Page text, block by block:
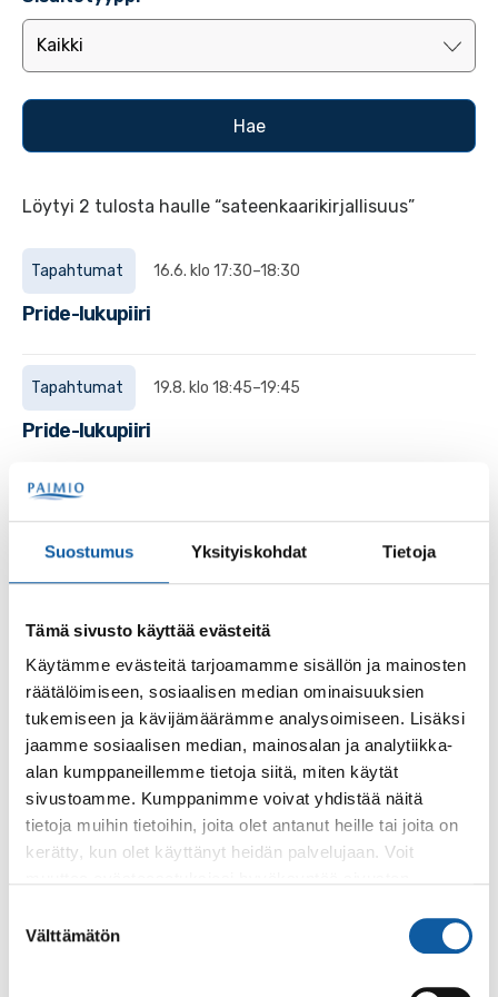
Suostumus Yksityiskohdat Tietoja
Tämä sivusto käyttää evästeitä
Käytämme evästeitä tarjoamamme sisällön ja mainosten
räätälöimiseen, sosiaalisen median ominaisuuksien
tukemiseen ja kävijämäärämme analysoimiseen. Lisäksi
jaamme sosiaalisen median, mainosalan ja analytiikka-
alan kumppaneillemme tietoja siitä, miten käytät
sivustoamme. Kumppanimme voivat yhdistää näitä
tietoja muihin tietoihin, joita olet antanut heille tai joita on
kerätty, kun olet käyttänyt heidän palvelujaan. Voit
valinta
Välttämätön
Löytyi 2 tulosta haulle “sateenkaarikirjallisuus”
Tapahtumat 16.6. klo 17:30–18:30
Pride-lukupiiri
Tapahtumat 19.8. klo 18:45–19:45
Pride-lukupiiri
Palaute
Käyntiosoite: Vistantie 18
Postiosoite: PL 50, 21531 PAIMIO
Vaihde: (02) 474 511